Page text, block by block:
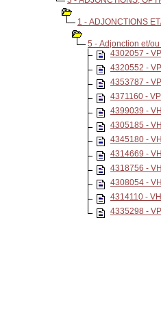
1 - ADJONCTIONS
5 - Adjonction et/
4302057 -
4320552 -
4353787 -
4371160 -
4399039 -
4305185 -
4345180 -
4314669 -
4318756 -
4308054 -
4314110 -
4335298 -